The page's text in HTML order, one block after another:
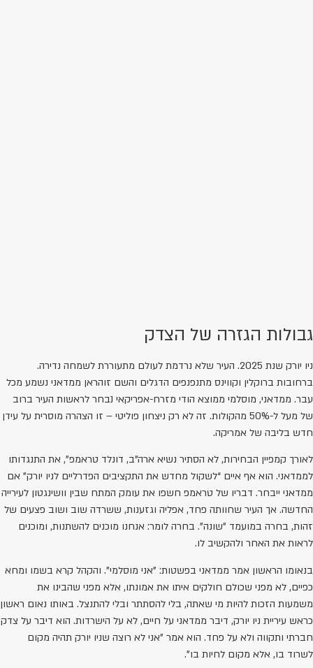
גבולות הגזרה של הצדק
ניו יורק שנת 2025. העיר שלא נרדמת לעולם מתעוררת לשמחה נדירה.
ברחובות ברוקלין וקווינס מתנפנפים הדגלים והשם זוהראן ממדאני נשמע מכל
עבר. ממדאני, מוסלמי ממוצא הודי מזרח-אפריקאי נבחר לראשות העיר ברוב
של מעל ל-50% מהקולות. זה לא רק ניצחון פוליטי – זו הצהרה מוסרית על עידן
חדש בליבה של אמריקה.
לאורך קמפיין הבחירות, לא הסתיר נשיא ארה"ב, דונלד טראמפ", את התנגדותו
לממדאני. הוא אף איים “לשקול מחדש את התקציבים הפדרליים לניו יורק” אם
ממדאני ייבחר. דבריו של טראמפ חשפו את עומק המתח שבין וושינגטון לעירייה
החדשה. אך העיר שחוותה פחד, אפליה וגזענות, ששרדה שוב ושוב פצעים של
זהות, בחרה במועמד "שונה". בחרה לומר: אנחנו מוכנים להשתנות, ומוכנים
לראות את האחר ולהקשיב לו.
בנאומו הראשון אמר ממדאני בפשטות: "אני מוסלמי". והקהל קרא בשמו ומחא
כפיים, לא מפני שכולם חולקים איתו את אמונתו, אלא מפני שהבינו את
משמעות הזכות להיות מי שאתה, בלי להסתתר ובלי להתנצל. באותו נאום ראשון
כראש עיריית ניו יורק, דיבר ממדאני על חיים, לא על הישרדות. הוא דיבר על צדק
חברתי ותקווה ולא על פחד. הוא אמר "אני לא רוצה שניו יורק תהיה מקום
לשרוד בו, אלא מקום לחיות בו".